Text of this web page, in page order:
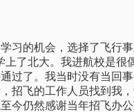
习的机会，选择了飞行事
上了北大。我进航校是很
过了。我当时没有当回
招飞的工作人员找到我
今仍然感谢当年招飞办